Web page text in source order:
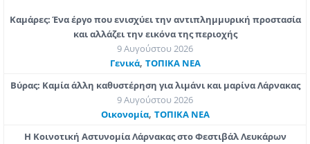
Καμάρες: Ένα έργο που ενισχύει την αντιπλημμυρική προστασία
και αλλάζει την εικόνα της περιοχής
9 Αυγούστου 2026
Γενικά, ΤΟΠΙΚΑ ΝΕΑ
Βύρας: Καμία άλλη καθυστέρηση για λιμάνι και μαρίνα Λάρνακας
9 Αυγούστου 2026
Οικονομία, ΤΟΠΙΚΑ ΝΕΑ
Η Κοινοτική Αστυνομία Λάρνακας στο Φεστιβάλ Λευκάρων